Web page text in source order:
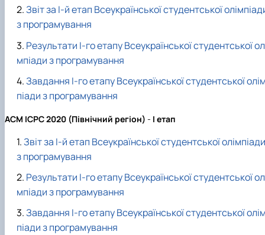
Звіт за І-й етап Всеукраїнської студентської
з програмування
Результати І-го етапу Всеукраїнської студентської
мпіади з програмування
Завдання І-го етапу Всеукраїнської студентської
піади з програмування
ACM ICPC2020 (Північний регіон) - І етап
Звіт за І-й етап Всеукраїнської студентської олімпіади
з програмування
Результати І-го етапу Всеукраїнської студентської
мпіади з програмування
Завдання І-го етапу Всеукраїнської студентської
піади з програмування